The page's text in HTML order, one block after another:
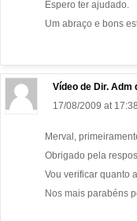
Espero ter ajudado.
Um abraço e bons
Vídeo de Dir. Adm
17/08/2009 at 17:38
Merval,
Obrigado pela
Vou verificar quanto
Nos mais parabéns